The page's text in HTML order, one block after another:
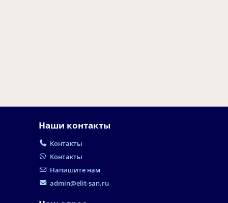
Наши контакты
Контакты
Контакты
Напишите нам
admin@elit-san.ru